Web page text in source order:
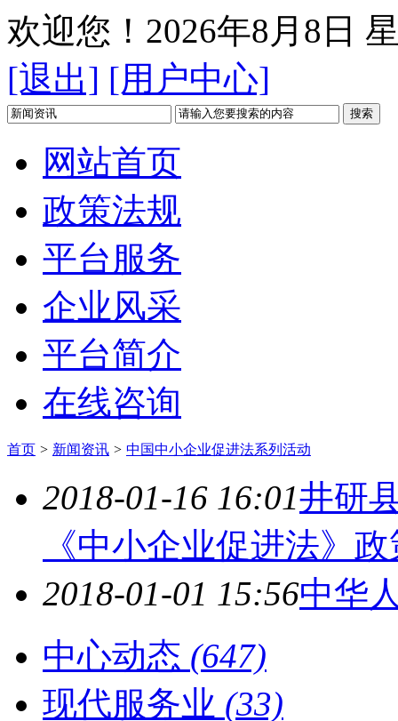
欢迎您！ 2026年8月8日
[退出] [用户中心]
网站首页
政策法规
平台服务
企业风采
平台简介
在线咨询
首页 > 新闻资讯 > 中国中小企业促进法系列活动
2018-01-16 16:01井研
《中小企业促进法》
2018-01-01 15:56中华
中心动态 (647)
现代服务业 (33)